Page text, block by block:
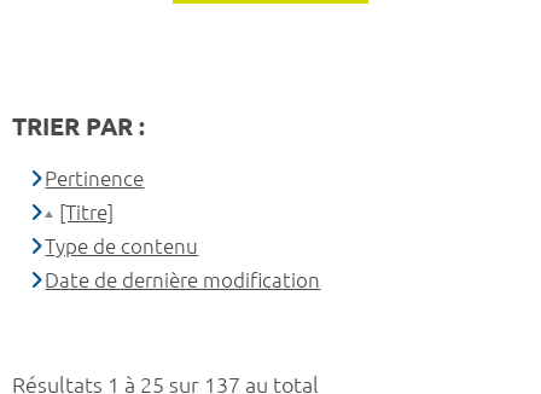
Résultats 1 à 25 sur 137 au total
TRIER PAR :
Pertinence
[Titre]
Type de contenu
Date de dernière modification